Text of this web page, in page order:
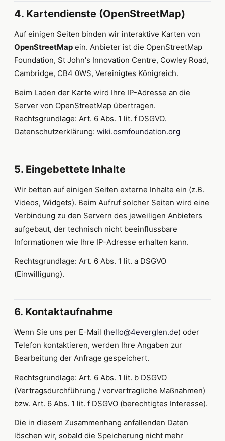
4. Kartendienste (OpenStreetMap)
Auf einigen Seiten binden wir interaktive Karten von
OpenStreetMap ein. Anbieter ist die OpenStreetMap
Foundation, St John's Innovation Centre, Cowley Road,
Cambridge, CB4 0WS, Vereinigtes Königreich.
Beim Laden der Karte wird Ihre IP-Adresse an die
Server von OpenStreetMap übertragen.
Rechtsgrundlage: Art. 6 Abs. 1 lit. f DSGVO.
Datenschutzerklärung: wiki.osmfoundation.org
5. Eingebettete Inhalte
Wir betten auf einigen Seiten externe Inhalte ein (z.B.
Videos, Widgets). Beim Aufruf solcher Seiten wird eine
Verbindung zu den Servern des jeweiligen Anbieters
aufgebaut, der technisch nicht beeinflussbare
Informationen wie Ihre IP-Adresse erhalten kann.
Rechtsgrundlage: Art. 6 Abs. 1 lit. a DSGVO
(Einwilligung).
6. Kontaktaufnahme
Wenn Sie uns per E-Mail (hello@4everglen.de) oder
Telefon kontaktieren, werden Ihre Angaben zur
Bearbeitung der Anfrage gespeichert.
Rechtsgrundlage: Art. 6 Abs. 1 lit. b DSGVO
(Vertragsdurchführung / vorvertragliche Maßnahmen)
bzw. Art. 6 Abs. 1 lit. f DSGVO (berechtigtes Interesse).
Die in diesem Zusammenhang anfallenden Daten
löschen wir, sobald die Speicherung nicht mehr